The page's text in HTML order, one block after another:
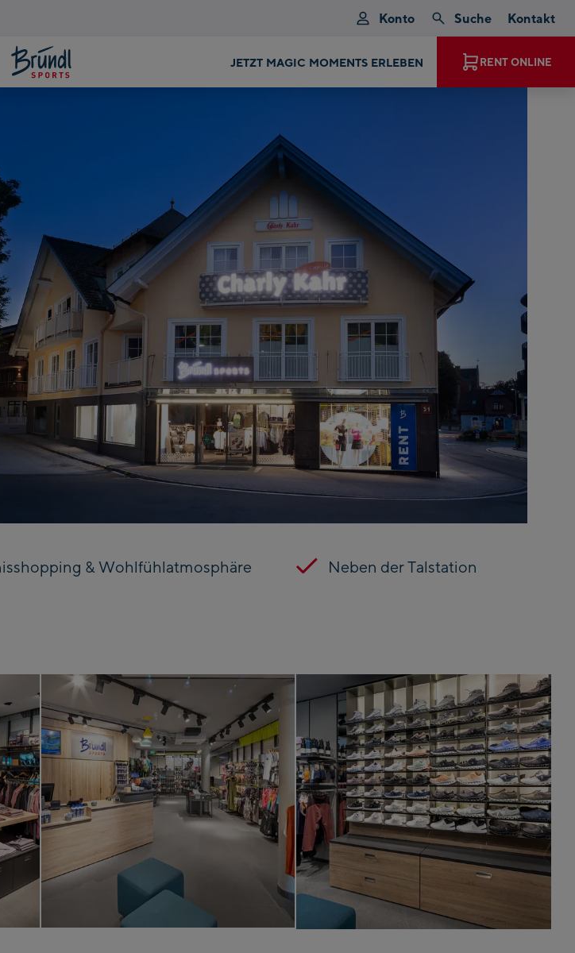
Konto Suche Kontakt
NEUESTE PRODUKTE, MARKEN UND MODELLE RENT ONLINE
& Wohlfühlatmosphäre Neben der Talstation